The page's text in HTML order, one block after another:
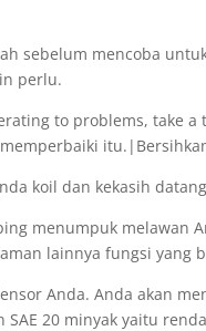
sebelum mencoba
perlu.
to problems, take
koil dan kekasih
menumpuk melawan
lainnya fungsi yang
Anda. Anda akan
20 minyak yaitu